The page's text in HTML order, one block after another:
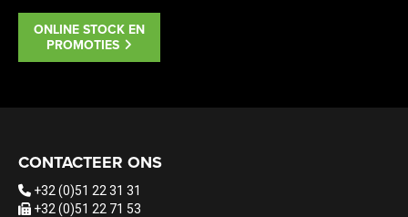
ONLINE STOCK EN
PROMOTIES
CONTACTEER ONS
+32 (0)51 22 31 31
+32 (0)51 22 71 53